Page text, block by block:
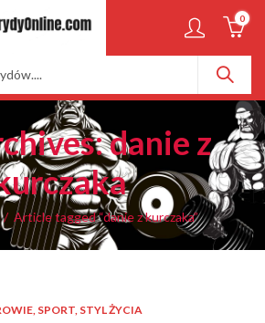
0
danie z
Article tagged “danie z kurczaka”
SPORT, STYL ŻYCIA